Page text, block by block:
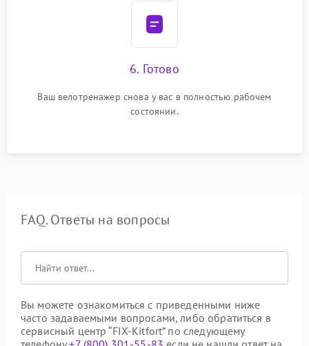
6. Готово
Ваш велотренажер снова у вас в полностью рабочем
состоянии.
FAQ. Ответы на вопросы
Вы можете ознакомиться с приведенными ниже
часто задаваемыми вопросами, либо обратиться в
сервисный центр “FIX-Kitfort” по следующему